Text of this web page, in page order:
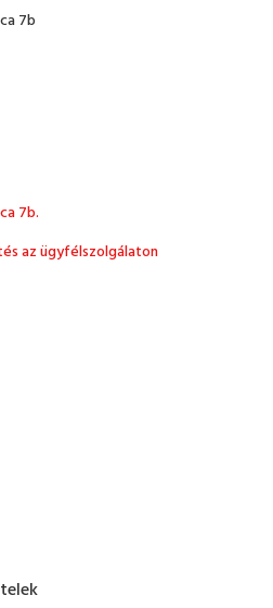
7b
7b.
az ügyfélszolgálaton